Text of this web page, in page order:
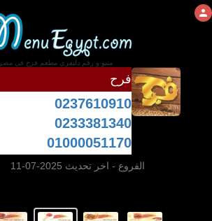
منيو و رقم دليفرى مطعم فرح فى مصر
فرح
0237610910
0233381340
01000051170
الفروع - اخر تحديث 2025-07-11